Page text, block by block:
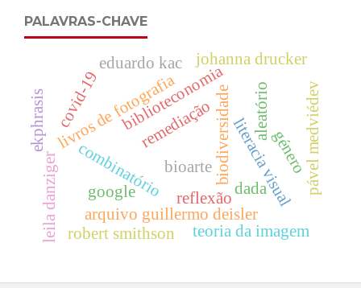
PALAVRAS-CHAVE
biodiversidade
bioarte
combinatório
remediação
google
livros de fotografia
literacia visual
biblioteconomia
johanna drucker
eduardo kac
aleatório
reflexão
género
arquivo guillermo deisler
dada
covid-19
leila danziger robert smithson teoria da imagem
ekphrasis pável medviédev